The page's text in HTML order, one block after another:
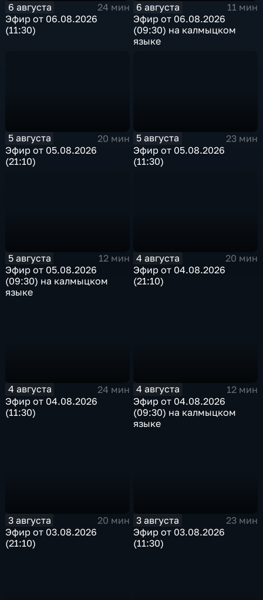
6 августа
24 мин
Эфир от 06.08.2026
(11:30)
6 августа
11 мин
Эфир от 06.08.2026
(09:30) на калмыцком
языке
5 августа
20 мин
Эфир от 05.08.2026
(21:10)
5 августа
23 мин
Эфир от 05.08.2026
(11:30)
5 августа
12 мин
Эфир от 05.08.2026
(09:30) на калмыцком
языке
4 августа
20 мин
Эфир от 04.08.2026
(21:10)
4 августа
24 мин
Эфир от 04.08.2026
(11:30)
4 августа
12 мин
Эфир от 04.08.2026
(09:30) на калмыцком
языке
3 августа
20 мин
Эфир от 03.08.2026
(21:10)
3 августа
23 мин
Эфир от 03.08.2026
(11:30)